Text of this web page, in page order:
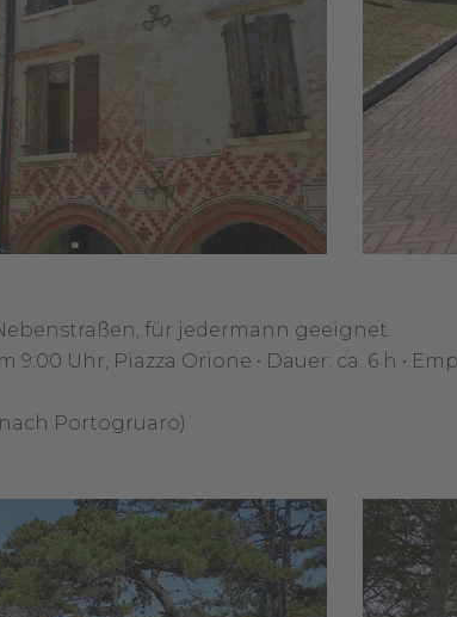
für jedermann geeignet.
Uhr, Piazza Orione • Dauer: ca. 6 h •
Portogruaro)